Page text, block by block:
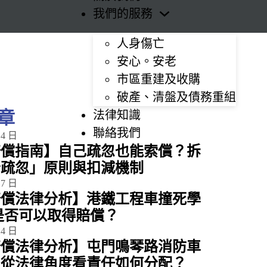
我們的服務
人身傷亡
安心。安老
市區重建及收購
破產、清盤及債務重組
法律知識
聯絡我們
日
指南】自己疏忽也能索償？拆
忽」原則與扣減機制
日
法律分析】港鐵工程車撞死學
可以取得賠償？
日
法律分析】屯門鳴琴路消防車
法律角度看責任如何分配？